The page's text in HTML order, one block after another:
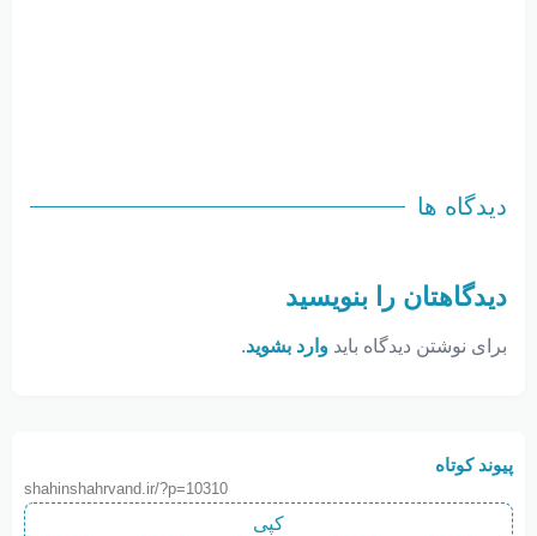
دیدگاه ها
دیدگاهتان را بنویسید
برای نوشتن دیدگاه باید وارد بشوید.
پیوند کوتاه
shahinshahrvand.ir/?p=10310
کپی